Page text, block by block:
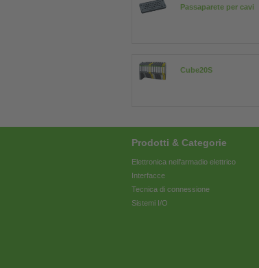
Passaparete per cavi
Cube20S
Prodotti & Categorie
Elettronica nell'armadio elettrico
Interfacce
Tecnica di connessione
Sistemi I/O